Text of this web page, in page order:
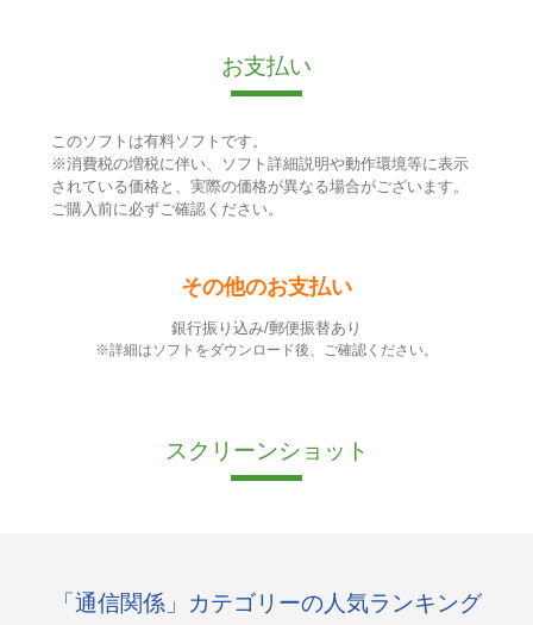
お支払い
このソフトは有料ソフトです。
※消費税の増税に伴い、ソフト詳細説明や動作環境等に表示
されている価格と、実際の価格が異なる場合がございます。
ご購入前に必ずご確認ください。
その他のお支払い
銀行振り込み/郵便振替あり
※詳細はソフトをダウンロード後、ご確認ください。
スクリーンショット
「通信関係」カテゴリーの人気ランキング